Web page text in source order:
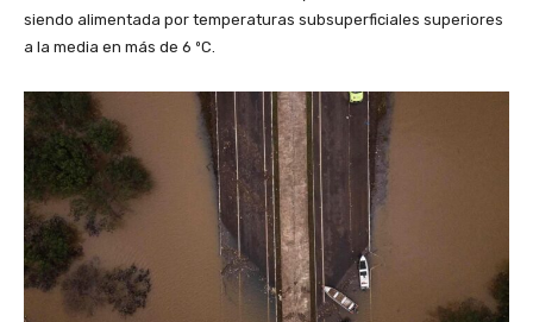
siendo alimentada por temperaturas subsuperficiales superiores
a la media en más de 6 ºC.